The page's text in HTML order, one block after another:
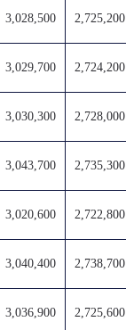
3,028,500 2,725,200
3,029,700 2,724,200
3,030,300 2,728,000
3,043,700 2,735,300
3,020,600 2,722,800
3,040,400 2,738,700
3,036,900 2,725,600